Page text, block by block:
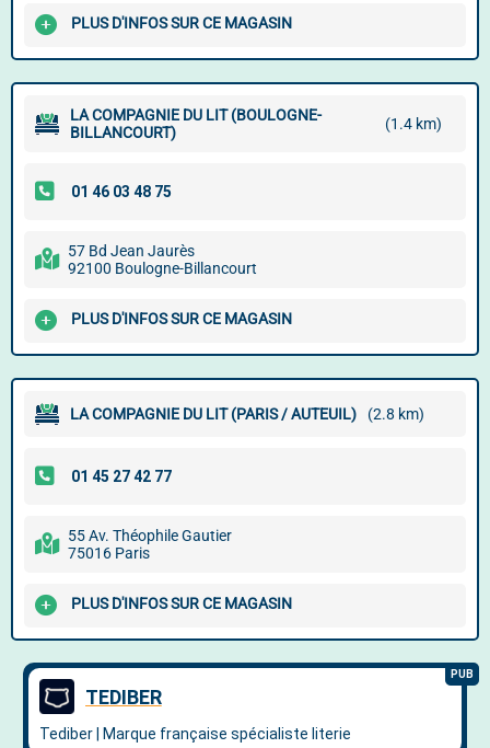
PLUS D'INFOS SUR CE MAGASIN
LA COMPAGNIE DU LIT (BOULOGNE-
BILLANCOURT)
(1.4 km)
57 Bd Jean Jaurès
92100 Boulogne-Billancourt
PLUS D'INFOS SUR CE MAGASIN
LA COMPAGNIE DU LIT (PARIS / AUTEUIL) (2.8 km)
55 Av. Théophile Gautier
75016 Paris
PLUS D'INFOS SUR CE MAGASIN